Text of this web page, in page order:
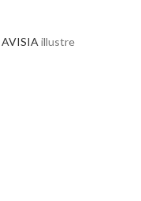
AVISIA illustre